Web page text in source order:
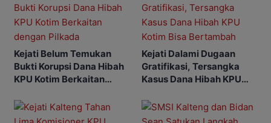
Kejati Belum Temukan
Bukti Korupsi Dana Hibah
KPU Kotim Berkaitan
Kejati Dalami Dugaan
Gratifikasi, Tersangka
Kasus Dana Hibah KPU